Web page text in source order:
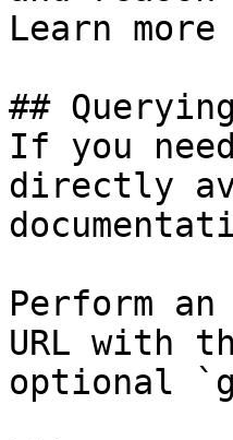
Learn
##
If you
directly
Perform
URL with
optional